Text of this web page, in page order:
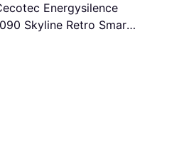
Energysilence
Skyline Retro Smart